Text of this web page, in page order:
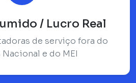
/ Lucro Real
de serviço fora do
e do MEI